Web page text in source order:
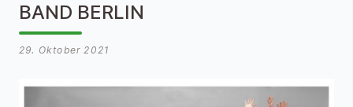
BAND BERLIN
29. Oktober 2021